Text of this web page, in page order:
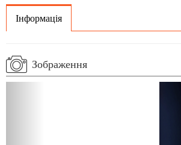
Інформація
Зображення